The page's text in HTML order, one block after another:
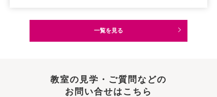
一覧を見る
教室の見学・ご質問などの
お問い合せはこちら